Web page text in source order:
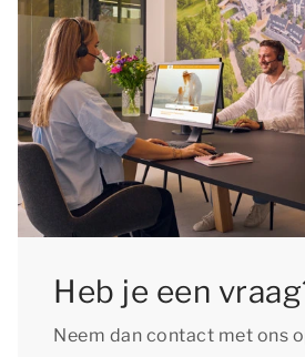
Heb je een
Neem dan contact met ons